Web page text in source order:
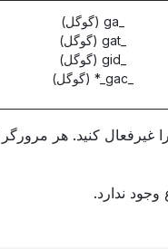
_gat (گوگل)
غیرفعال کنید. هر